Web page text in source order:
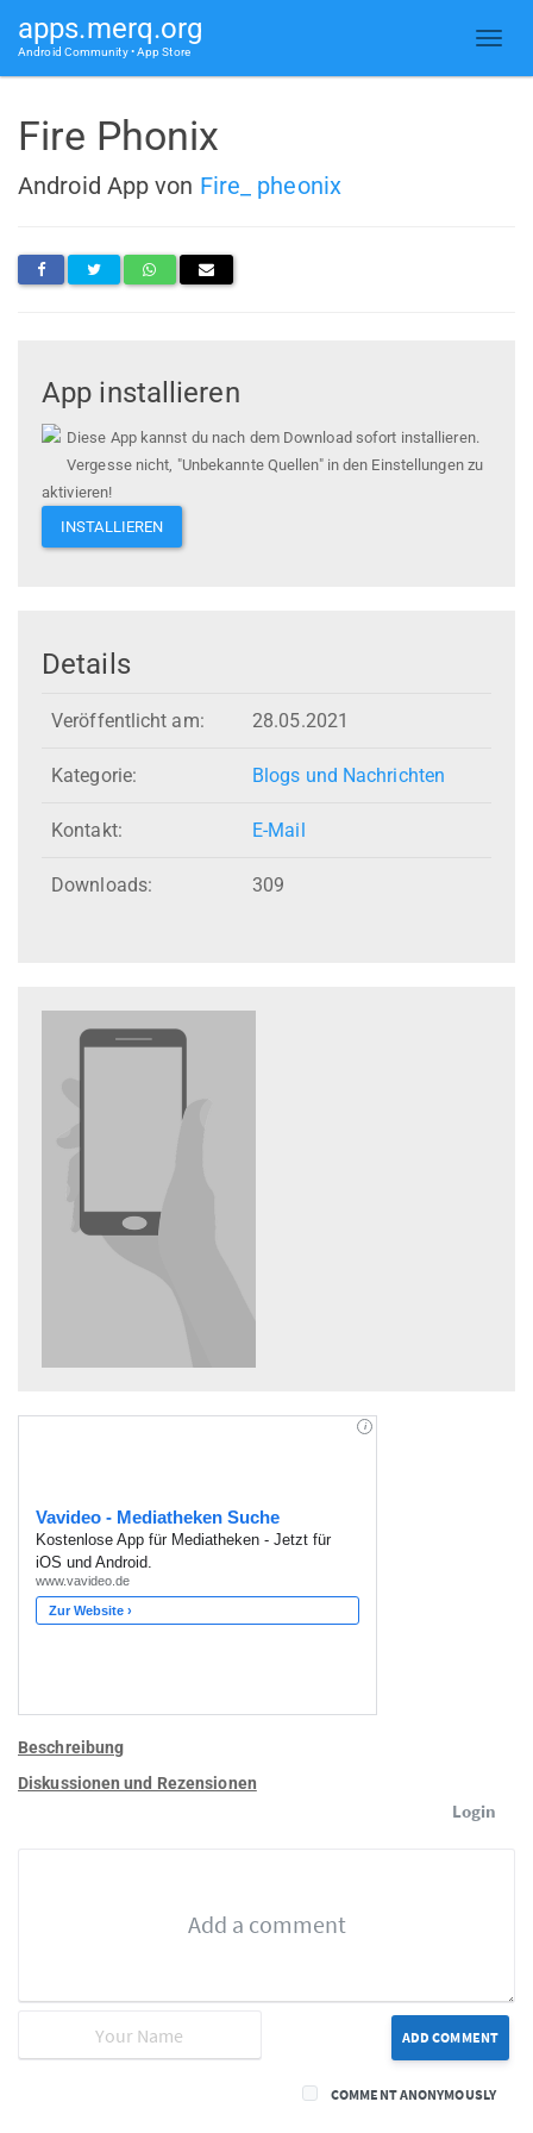
apps.merq.org
Android Community • App Store
Fire Phonix
Android App von Fire_ pheonix
App installieren
Diese App kannst du nach dem Download sofort installieren.
Vergesse nicht, "Unbekannte Quellen" in den Einstellungen zu
aktivieren!
INSTALLIEREN
Details
Veröffentlicht am: 28.05.2021
Kategorie: Blogs und Nachrichten
Kontakt: E-Mail
Downloads: 309
Beschreibung
Diskussionen und Rezensionen
Login
ADD COMMENT
COMMENT ANONYMOUSLY